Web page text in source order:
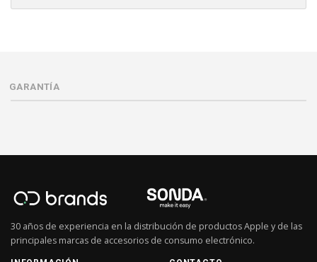
GARANTÍA
30 años de experiencia en la distribución de productos Apple y de las
principales marcas de accesorios de consumo electrónico.